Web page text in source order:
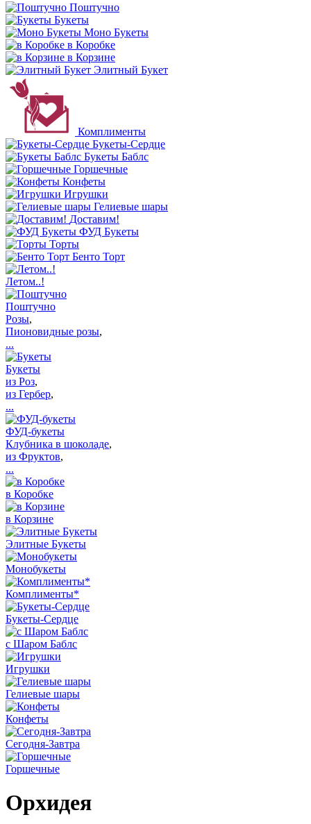
Поштучно
Букеты
Моно Букеты
в Коробке
в Корзине
Элитный Букет
Комплименты
Букеты-Сердце
Букеты Баблс
Горшечные
Конфеты
Игрушки
Гелиевые шары
Доставим!
ФУД Букеты
Торты
Бенто Торт
Летом..!
Поштучно
Розы,
Пионовидные розы,
...
Букеты
из Роз,
из Гербер,
...
ФУД-букеты
Клубника в шоколаде,
из Фруктов,
...
в Коробке
в Корзине
Элитные Букеты
Монобукеты
Комплименты*
Букеты-Сердце
с Шаром Баблс
Игрушки
Гелиевые шары
Конфеты
Сегодня-Завтра
Горшечные
Орхидея